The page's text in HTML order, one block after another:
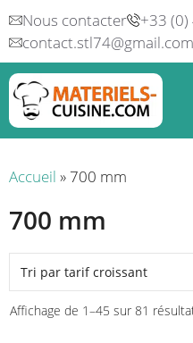
Aller
au
contenu
Nous contacter
+33
contact.stl74@gmail.com
Accueil » 700 mm
700 mm
Affichage de 1–45 sur 81